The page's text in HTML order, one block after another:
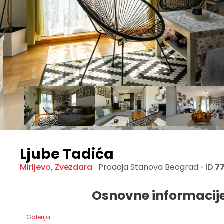
Ljube Tadića
Mirijevo, Zvezdara Prodaja Stanova Beograd • ID
Galerija
Osnovne